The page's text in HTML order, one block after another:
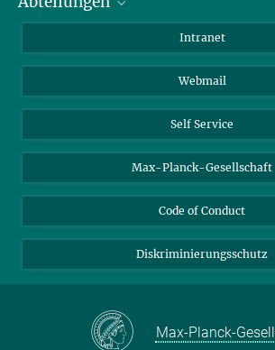
Z- ~ Central building (Zentralgebäude)
AS23a- ~ Berlin (SupraFAB)
Biomolekulare Systeme
Kolloidchemie
Nachhaltige und Bio-inspirierte
Intranet
Webmail
Self Service
Max-Planck-Gesellschaft
Code of Conduct
Diskriminierungsschutz
Max-Planck-